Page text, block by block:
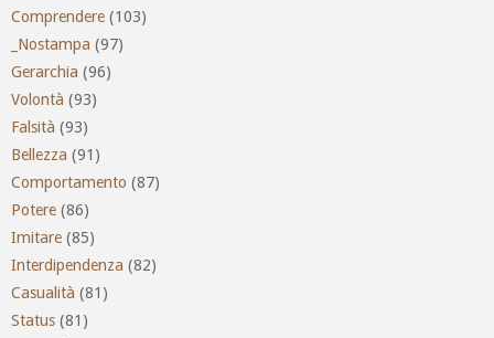
Comprendere (103)
_Nostampa (97)
Gerarchia (96)
Volontà (93)
Falsità (93)
Bellezza (91)
Comportamento (87)
Potere (86)
Imitare (85)
Interdipendenza (82)
Casualità (81)
Status (81)